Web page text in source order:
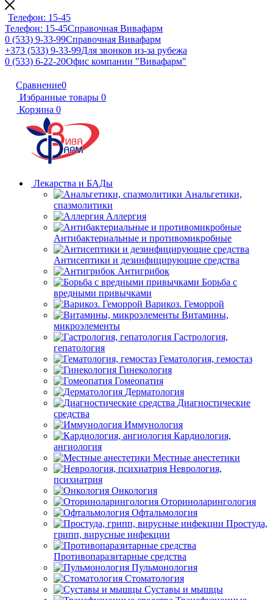
Телефон: 15-45
Телефон: 15-45Справочная Вивафарм
0 (533) 9-33-99Справочная Вивафарм
+373 (533) 9-33-99Для звонков из-за рубежа
0 (533) 6-22-20Офис компании "Вивафарм"
Сравнение0
Избранные товары 0
Корзина 0
Лекарства и БАДы
Анальгетики,
спазмолитики
Аллергия
Антибактериальные и противомикробные
Антисептики и дезинфицирующие средства
Антигрибок
Борьба с
вредными привычками
Варикоз. Геморрой
Витамины,
микроэлементы
Гастрология,
гепатология
Гематология, гемостаз
Гинекология
Гомеопатия
Дерматология
Диагностические
средства
Иммунология
Кардиология,
ангиология
Местные анестетики
Неврология,
психиатрия
Онкология
Оториноларингология
Офтальмология
Простуда,
грипп, вирусные инфекции
Противопаразитарные средства
Пульмонология
Стоматология
Суставы и мышцы